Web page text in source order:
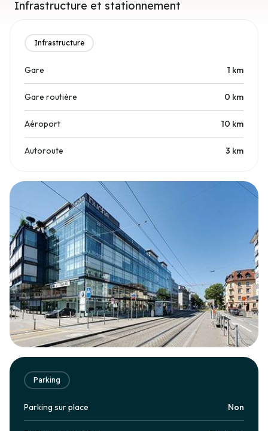
Infrastructure et stationnement
Infrastructure
Gare 1 km
Gare routière 0 km
Aéroport 10 km
Autoroute 3 km
Parking
Parking sur place Non